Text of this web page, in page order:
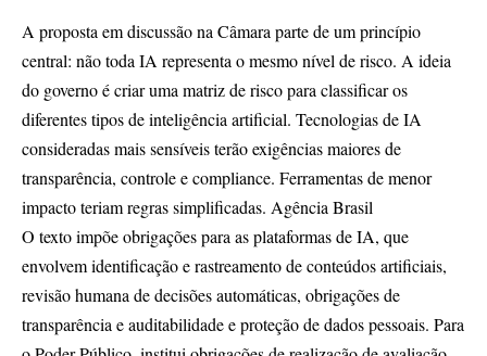
A proposta em discussão na Câmara parte de um princípio
central: não toda IA representa o mesmo nível de risco. A ideia
do governo é criar uma matriz de risco para classificar os
diferentes tipos de inteligência artificial. Tecnologias de IA
consideradas mais sensíveis terão exigências maiores de
transparência, controle e compliance. Ferramentas de menor
impacto teriam regras simplificadas. Agência Brasil
O texto impõe obrigações para as plataformas de IA, que
envolvem identificação e rastreamento de conteúdos artificiais,
revisão humana de decisões automáticas, obrigações de
transparência e auditabilidade e proteção de dados pessoais. Para